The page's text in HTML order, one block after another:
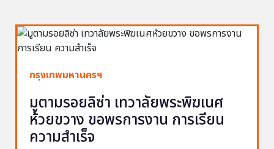
กรุงเทพมหานครฯ
มูตามรอยลิซ่า เทวาลัยพระพิฆเนศ
ห้วยขวาง ขอพรการงาน การเรียน
ความสำเร็จ